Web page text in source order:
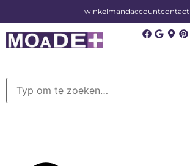
winkelmandaccountcontact